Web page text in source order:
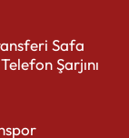
Safa
Şarjını